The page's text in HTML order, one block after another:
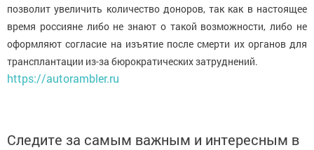
позволит увеличить количество доноров, так как в настоящее
время россияне либо не знают о такой возможности, либо не
оформляют согласие на изъятие после смерти их органов для
трансплантации из-за бюрократических затруднений.
https://autorambler.ru
Следите за самым важным и интересным в